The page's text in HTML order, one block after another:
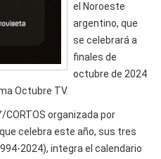
el Noroeste
argentino, que
se celebrará a
finales de
octubre de 2024
Octubre TV.
organizada por
celebra este año, sus tres
2024), integra el calendario